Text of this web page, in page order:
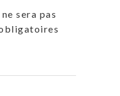
sera pas